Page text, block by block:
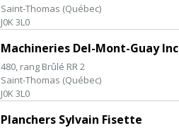
Saint-Thomas (Québec)
J0K 3L0
Machineries Del-Mont-Guay Inc
480, rang Brûlé RR 2
Saint-Thomas (Québec)
J0K 3L0
Planchers Sylvain Fisette